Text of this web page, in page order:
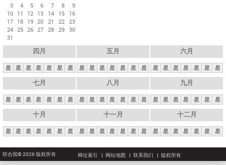
3
4 5 6 7 8
9
10 11 12 13 14 15
16
17 18 19 20 21 22 23
24 25 26 27 28 29 30
31
四月
星 星 星 星 星 星 星
五月
星 星 星 星 星 星 星
六月
星 星 星 星 星 星 星
七月
星 星 星 星 星 星 星
八月
星 星 星 星 星 星 星
九月
星 星 星 星 星 星 星
十月
星 星 星 星 星 星 星
十一月
星 星 星 星 星 星 星
十二月
星 星 星 星 星 星 星
联合国© 2026 版权所有 网址索引 网站地图 联系我们 版权所有